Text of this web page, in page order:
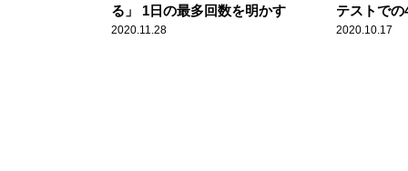
る」 1日の最多回数を明かす
2020.11.28
テストで
「余裕で
2020.10.17